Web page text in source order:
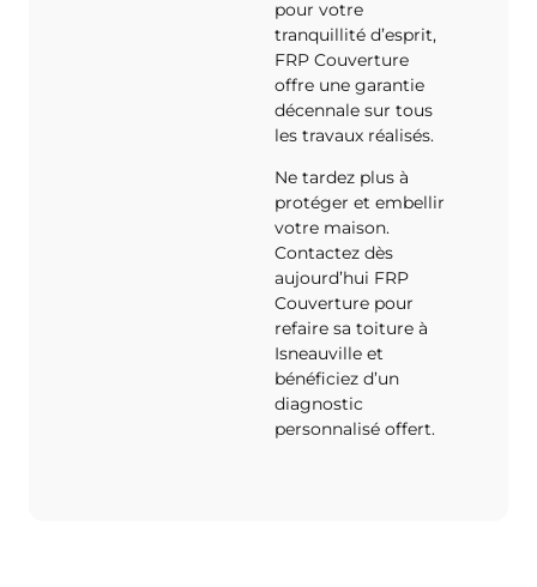
pour votre
tranquillité d’esprit,
FRP Couverture
offre une garantie
décennale sur tous
les travaux réalisés.
Ne tardez plus à
protéger et embellir
votre maison.
Contactez dès
aujourd’hui FRP
Couverture pour
refaire sa toiture à
Isneauville et
bénéficiez d’un
diagnostic
personnalisé offert.